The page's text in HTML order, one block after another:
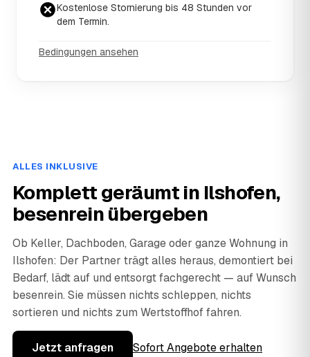
Kostenlose Stornierung bis 48 Stunden vor
dem Termin.
Bedingungen ansehen
ALLES INKLUSIVE
Komplett geräumt in Ilshofen,
besenrein übergeben
Ob Keller, Dachboden, Garage oder ganze Wohnung in
Ilshofen: Der Partner trägt alles heraus, demontiert bei
Bedarf, lädt auf und entsorgt fachgerecht — auf Wunsch
besenrein. Sie müssen nichts schleppen, nichts
sortieren und nichts zum Wertstoffhof fahren.
Jetzt anfragen Sofort Angebote erhalten